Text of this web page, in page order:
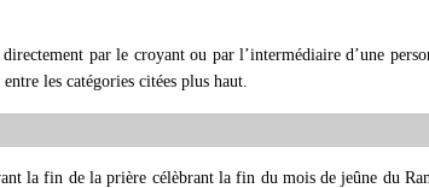
par le croyant ou par l’intermédiaire d’une
les catégories citées plus haut.
la fin de la prière célèbrant la fin du mois de jeûne du